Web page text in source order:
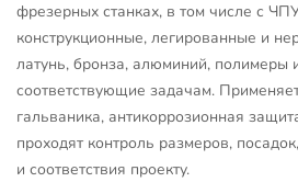
фрезерных станках, в том числе с
конструкционные, легированные и
латунь, бронза, алюминий, полимеры
соответствующие задачам.
гальваника, антикоррозионная
проходят контроль размеров,
и соответствия проекту.